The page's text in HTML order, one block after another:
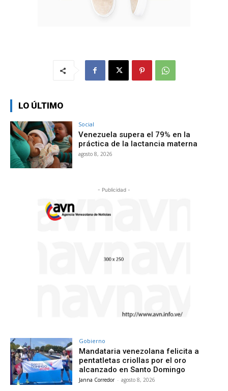
LO ÚLTIMO
Social
Venezuela supera el 79% en la
práctica de la lactancia materna
agosto 8, 2026
- Publicidad -
Gobierno
Mandataria venezolana felicita a
pentatletas criollas por el oro
alcanzado en Santo Domingo
Janna Corredor - agosto 8, 2026